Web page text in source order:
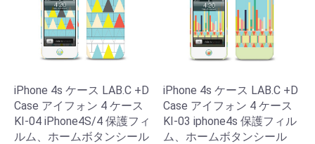
iPhone 4s ケース LAB.C +D
Case アイフォン 4 ケース
KI-04 iPhone4S/4 保護フィ
ルム、ホームボタンシール
iPhone 4s ケース LAB.C +D
Case アイフォン 4 ケース
KI-03 iphone4s 保護フィル
ム、ホームボタンシール